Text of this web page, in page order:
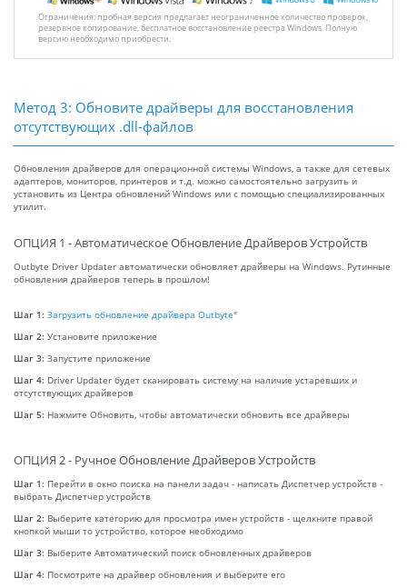
Ограничения: пробная версия предлагает неограниченное количество проверок,
резервное копирование, бесплатное восстановление реестра Windows. Полную
версию необходимо приобрести.
Метод 3: Обновите драйверы для восстановления
отсутствующих .dll-файлов
Обновления драйверов для операционной системы Windows, а также для сетевых
адаптеров, мониторов, принтеров и т.д. можно самостоятельно загрузить и
установить из Центра обновлений Windows или с помощью специализированных
утилит.
ОПЦИЯ 1 - Автоматическое Обновление Драйверов Устройств
Outbyte Driver Updater автоматически обновляет драйверы на Windows. Рутинные
обновления драйверов теперь в прошлом!
Шаг 1: Загрузить обновление драйвера Outbyte"
Шаг 2: Установите приложение
Шаг 3: Запустите приложение
Шаг 4: Driver Updater будет сканировать систему на наличие устаревших и
отсутствующих драйверов
Шаг 5: Нажмите Обновить, чтобы автоматически обновить все драйверы
ОПЦИЯ 2 - Ручное Обновление Драйверов Устройств
Шаг 1: Перейти в окно поиска на панели задач - написать Диспетчер устройств -
выбрать Диспетчер устройств
Шаг 2: Выберите категорию для просмотра имен устройств - щелкните правой
кнопкой мыши то устройство, которое необходимо
Шаг 3: Выберите Автоматический поиск обновленных драйверов
Шаг 4: Посмотрите на драйвер обновления и выберите его